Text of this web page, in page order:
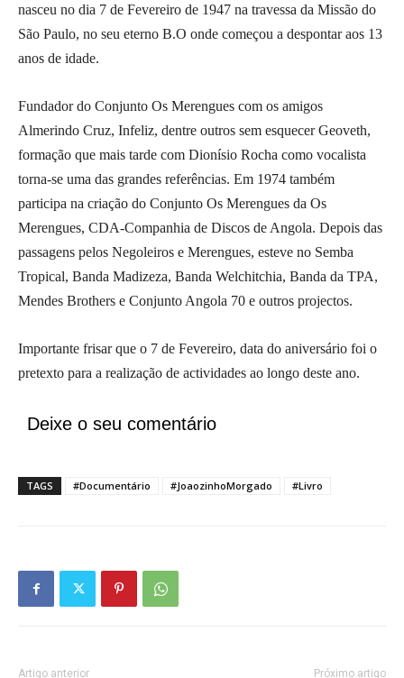
nasceu no dia 7 de Fevereiro de 1947 na travessa da Missão do
São Paulo, no seu eterno B.O onde começou a despontar aos 13
anos de idade.
Fundador do Conjunto Os Merengues com os amigos
Almerindo Cruz, Infeliz, dentre outros sem esquecer Geoveth,
formação que mais tarde com Dionísio Rocha como vocalista
torna-se uma das grandes referências. Em 1974 também
participa na criação do Conjunto Os Merengues da Os
Merengues, CDA-Companhia de Discos de Angola. Depois das
passagens pelos Negoleiros e Merengues, esteve no Semba
Tropical, Banda Madizeza, Banda Welchitchia, Banda da TPA,
Mendes Brothers e Conjunto Angola 70 e outros projectos.
Importante frisar que o 7 de Fevereiro, data do aniversário foi o
pretexto para a realização de actividades ao longo deste ano.
Deixe o seu comentário
TAGS #Documentário #JoaozinhoMorgado #Livro
Artigo anterior Próximo artigo